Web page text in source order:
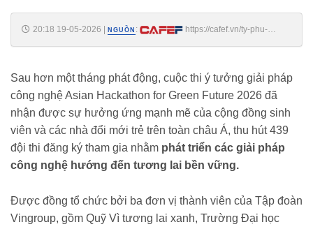
20:18 19-05-2026 NGUỒN :
https://cafef.vn/ty-phu-
Sau hơn một tháng phát động, cuộc thi ý tưởng giải pháp
công nghệ Asian Hackathon for Green Future 2026 đã
nhận được sự hưởng ứng mạnh mẽ của cộng đồng sinh
viên và các nhà đổi mới trẻ trên toàn châu Á, thu hút 439
đội thi đăng ký tham gia nhằm phát triển các giải pháp
công nghệ hướng đến tương lai bền vững.
Được đồng tổ chức bởi ba đơn vị thành viên của Tập đoàn
Vingroup, gồm Quỹ Vì tương lai xanh, Trường Đại học